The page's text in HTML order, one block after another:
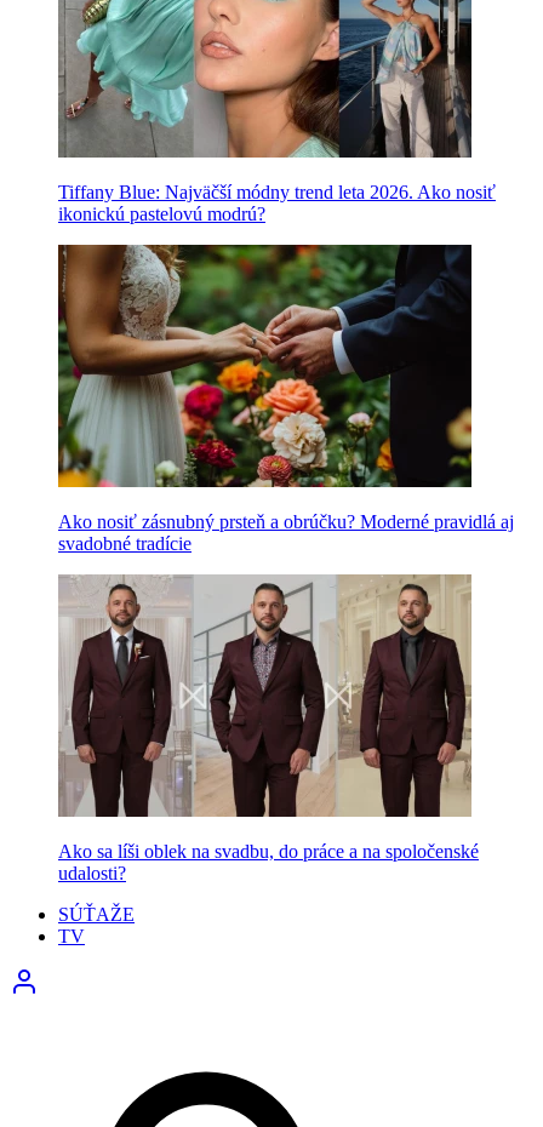
Tiffany Blue: Najväčší módny trend leta 2026. Ako nosiť
ikonickú pastelovú modrú?
Ako nosiť zásnubný prsteň a obrúčku? Moderné pravidlá aj
svadobné tradície
Ako sa líši oblek na svadbu, do práce a na spoločenské
udalosti?
SÚŤAŽE
TV